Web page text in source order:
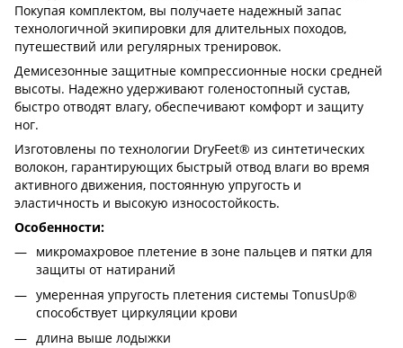
Покупая комплектом, вы получаете надежный запас
технологичной экипировки для длительных походов,
путешествий или регулярных тренировок.
Демисезонные защитные компрессионные носки средней
высоты. Надежно удерживают голеностопный сустав,
быстро отводят влагу, обеспечивают комфорт и защиту
ног.
Изготовлены по технологии DryFeet® из синтетических
волокон, гарантирующих быстрый отвод влаги во время
активного движения, постоянную упругость и
эластичность и высокую износостойкость.
Особенности:
микромахровое плетение в зоне пальцев и пятки для
защиты от натираний
умеренная упругость плетения системы TonusUp®
способствует циркуляции крови
длина выше лодыжки